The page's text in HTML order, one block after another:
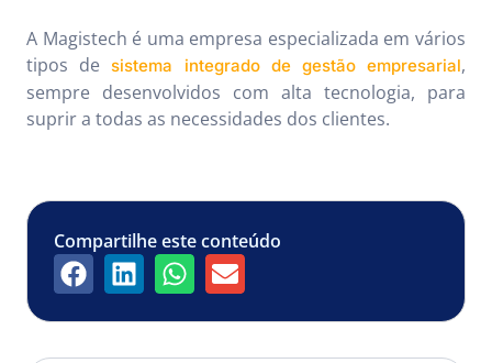
A Magistech é uma empresa especializada em vários
tipos desistema integrado de gestão empresarial,
sempre desenvolvidos com alta tecnologia, para
suprir a todas as necessidades dos clientes.
Compartilhe este conteúdo